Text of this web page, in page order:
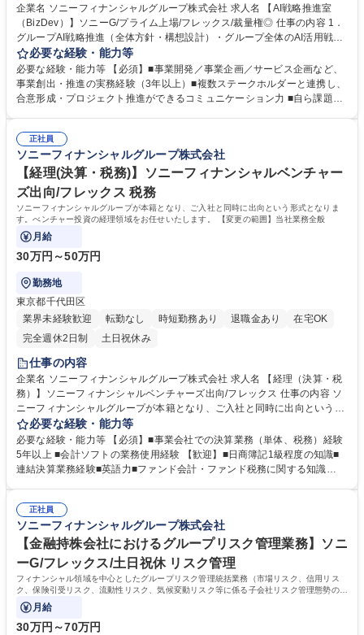
企業名 ソニーフィナンシャルグループ株式会社 求人名 【AI戦略推進室
（BizDev）】ソニーG/プライム上場/フレックス/裁量権◎ 仕事の内容 1．
グループAI戦略推進（全体方針・構想設計）・グループ全体のAI活用戦
略・ロードマップ策定/各社（生命・損保・銀行・ライフケア等）のAI施策
方針の整理と優先順位付け/横断テーマの構想立案と推進 2．SFGI内のAI
導入推進（AI実装・業務改革） ・業務効率化・生産性向上に向けたCopilo
t等の活用推進/AI導入後のKPI設計、ROI効果測定、全社展開に向けたベス
パートナーシップ・コミュニティ形成 募集職種 【AI戦略推進室（BizDe
v）】ソニーG/プライム上場/フレックス/裁量権◎
必要な経験・能力等
必要な経験・能力等 【必須】■事業開発／事業企画／サービス企画など、
事業創出・推進の実務経験（3年以上）■複数ステークホルダーと連携し、
合意形成・プロジェクト推進ができるコミュニケーション力 ■自ら課題を
スタートアップでのプロダクト企画またはビジネス推進経験 ・AIエージェ
ント、RAG、ナレッジマネジメントなどの仕組み設計・実装経験 ・Powe
r Platform、Notion、SharePoint、Teams などを活用した業務自動化経験
学歴・資格 学歴：大学院 大学 語学力： 資格：
正社員
ソニーフィナンシャルグループ株式会社
【経理(決算・税務)】ソニーフィナンシャルベンチャー
ズ出向/フレックス 税務
ソニーフィナンシャルグループが本籍となり、ご入社と同時に出向という形式となりま
す。べンチャー投資の経理領域をお任せいたします。 【変更の範囲】当社業務全般
月給
30万円～50万円
勤務地
東京都千代田区
業界未経験歓迎
転勤なし 時短勤務あり 退職金あり
在宅OK
完全週休2日制
土日祝休み
仕事の内容
企業名 ソニーフィナンシャルグループ株式会社 求人名 【経理（決算・税
務）】ソニーフィナンシャルベンチャーズ出向/フレックス 仕事の内容 ソ
ニーフィナンシャルグループが本籍となり、ご入社と同時に出向という形
式となります。べンチャー投資の経理領域をお任せいたします。 【変更の
範囲】当社業務全般 当社の成長を会計・税務の面から支える重要ポジショ
ンです。 メイン業務：単体決算の取りまとめ、連結決算パッケージの作
成、税務申告の取りまとめ チャレンジできる業務（希望に応じて）：ファ
（決算・税務）】ソニーフィナンシャルベンチャーズ出向/フレックス
必要な経験・能力等
必要な経験・能力等 【必須】■事業会社での決算業務（単体、税務）経験
5年以上 ■会計ソフトの業務使用経験 【歓迎】■日商簿記1級程度の知識■
連結決算業務経験■英語力■ファンド会計・ファンド税務に関する知識
実行できるコミュニケーション力や協調性のある方 学歴・資格 学歴：大
学院 大学 語学力： 資格：日商簿記検定1級
正社員
ソニーフィナンシャルグループ株式会社
【金融持株会社におけるグループリスク管理業務】ソニ
ーG/フレックス/土日祝休 リスク管理
フィナンシャル領域を中心としたグループリスク管理統括業務（市場リスク、信用リス
ク、保険引受リスク、流動性リスク、気候変動リスク等に係る子会社リスク管理態勢のモ
ニタリング、経営報告、グループ連結ESR
月給
30万円～70万円